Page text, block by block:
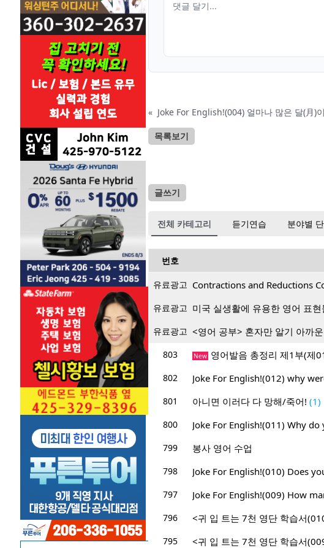
« Joke For English!(004) 얼마나 많은 달(月)
목록보기
글쓰기
전체 카테고리 듣기연습 분야별
번호
유료광고 Contractions and Reductions
유료광고 미국 실생활에 유용한 영어 표현
유료광고 <영어 공부> 혼자만 알기 아까
803 New 영어발음 총정리 제1부(제
802 Joke For English!(012) why
801 아니면 이러다 다 망해/죽어! (1)
800 Joke For English!(011) Why
799 봉사 영어 수업
798 Joke For English!(010) Does
797 Joke For English!(009) How
796 <귀 입 트는 7천 영단 학습서
795 <귀 입 트는 7천 영단 학습서